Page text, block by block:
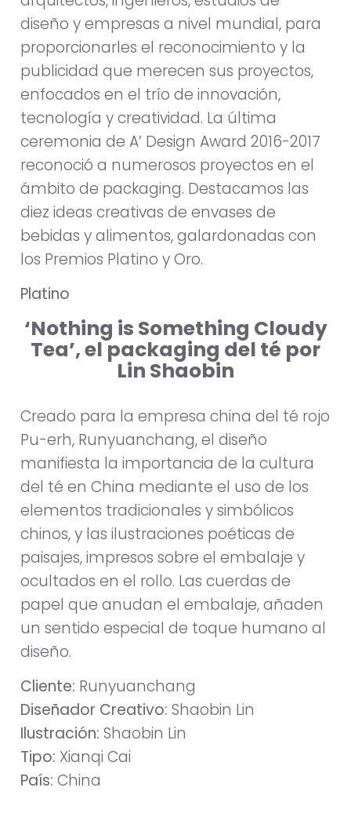
diseño y empresas a nivel mundial, para
proporcionarles el reconocimiento y la
publicidad que merecen sus proyectos,
enfocados en el trío de innovación,
tecnología y creatividad. La última
ceremonia de A’ Design Award 2016-2017
reconoció a numerosos proyectos en el
ámbito de packaging. Destacamos las
diez ideas creativas de envases de
bebidas y alimentos, galardonadas con
los Premios Platino y Oro.
Platino
‘Nothing is Something Cloudy
Tea’, el packaging del té por
Lin Shaobin
Creado para la empresa china del té rojo
Pu-erh, Runyuanchang, el diseño
manifiesta la importancia de la cultura
del té en China mediante el uso de los
elementos tradicionales y simbólicos
chinos, y las ilustraciones poéticas de
paisajes, impresos sobre el embalaje y
ocultados en el rollo. Las cuerdas de
papel que anudan el embalaje, añaden
un sentido especial de toque humano al
diseño.
Cliente: Runyuanchang
Diseñador Creativo: Shaobin Lin
Ilustración: Shaobin Lin
Tipo: Xianqi Cai
País: China